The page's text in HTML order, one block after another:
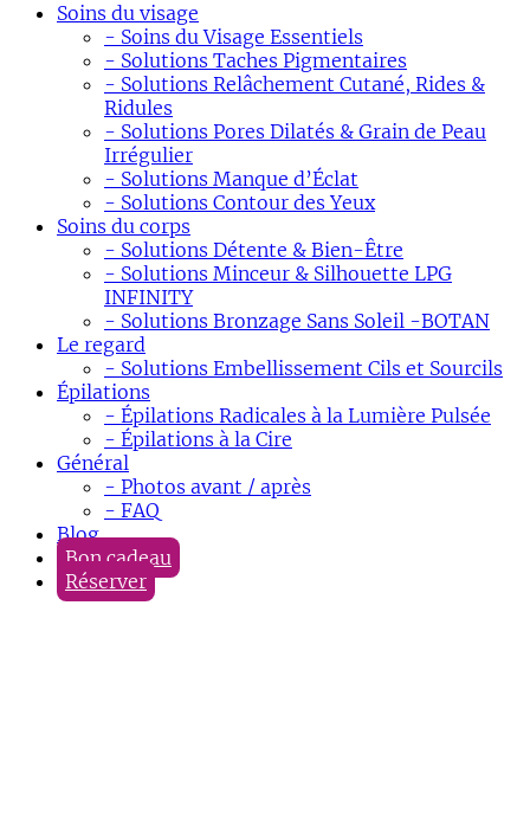
Soins du visage
- Soins du Visage Essentiels
- Solutions Taches Pigmentaires
- Solutions Relâchement Cutané, Rides &
Ridules
- Solutions Pores Dilatés & Grain de Peau
Irrégulier
- Solutions Manque d’Éclat
- Solutions Contour des Yeux
Soins du corps
- Solutions Détente & Bien-Être
- Solutions Minceur & Silhouette LPG
INFINITY
- Solutions Bronzage Sans Soleil -BOTAN
Le regard
- Solutions Embellissement Cils et Sourcils
Épilations
- Épilations Radicales à la Lumière Pulsée
- Épilations à la Cire
Général
- Photos avant / après
- FAQ
Blog
Bon cadeau
Réserver